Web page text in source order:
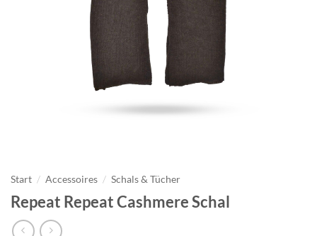
Start / Accessoires / Schals & Tücher
Repeat Repeat Cashmere Schal